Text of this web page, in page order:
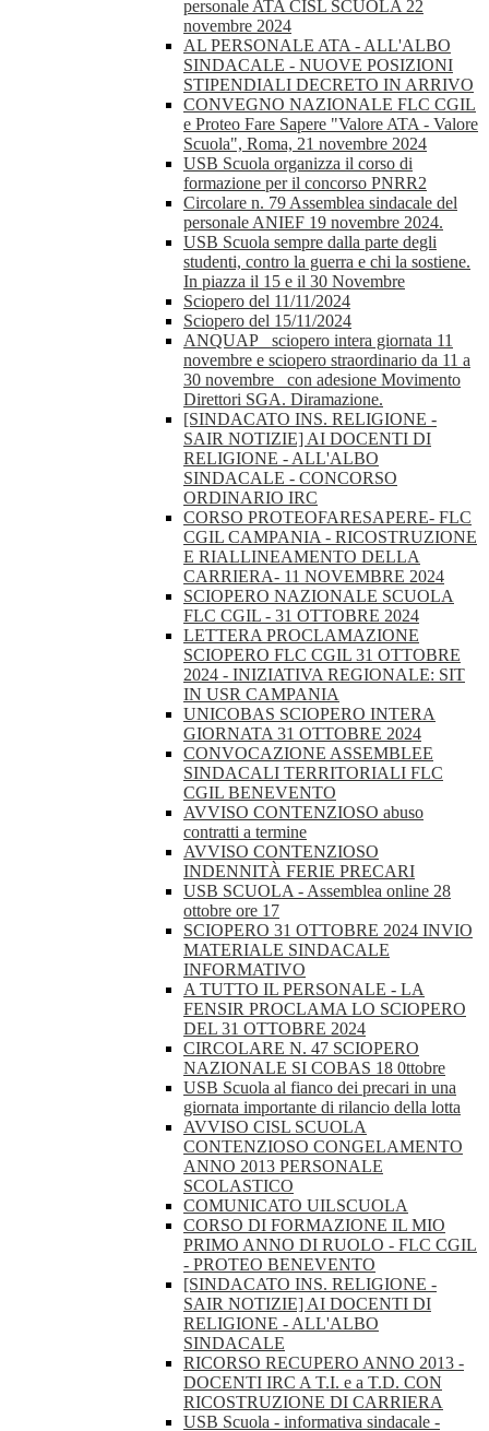
personale ATA CISL SCUOLA 22
novembre 2024
AL PERSONALE ATA - ALL'ALBO
SINDACALE - NUOVE POSIZIONI
STIPENDIALI DECRETO IN ARRIVO
CONVEGNO NAZIONALE FLC CGIL
e Proteo Fare Sapere "Valore ATA - Valore
Scuola", Roma, 21 novembre 2024
USB Scuola organizza il corso di
formazione per il concorso PNRR2
Circolare n. 79 Assemblea sindacale del
personale ANIEF 19 novembre 2024.
USB Scuola sempre dalla parte degli
studenti, contro la guerra e chi la sostiene.
In piazza il 15 e il 30 Novembre
Sciopero del 11/11/2024
Sciopero del 15/11/2024
ANQUAP_ sciopero intera giornata 11
novembre e sciopero straordinario da 11 a
30 novembre_ con adesione Movimento
Direttori SGA. Diramazione.
[SINDACATO INS. RELIGIONE -
SAIR NOTIZIE] AI DOCENTI DI
RELIGIONE - ALL'ALBO
SINDACALE - CONCORSO
ORDINARIO IRC
CORSO PROTEOFARESAPERE- FLC
CGIL CAMPANIA - RICOSTRUZIONE
E RIALLINEAMENTO DELLA
CARRIERA- 11 NOVEMBRE 2024
SCIOPERO NAZIONALE SCUOLA
FLC CGIL - 31 OTTOBRE 2024
LETTERA PROCLAMAZIONE
SCIOPERO FLC CGIL 31 OTTOBRE
2024 - INIZIATIVA REGIONALE: SIT
IN USR CAMPANIA
UNICOBAS SCIOPERO INTERA
GIORNATA 31 OTTOBRE 2024
CONVOCAZIONE ASSEMBLEE
SINDACALI TERRITORIALI FLC
CGIL BENEVENTO
AVVISO CONTENZIOSO abuso
contratti a termine
AVVISO CONTENZIOSO
INDENNITÀ FERIE PRECARI
USB SCUOLA - Assemblea online 28
ottobre ore 17
SCIOPERO 31 OTTOBRE 2024 INVIO
MATERIALE SINDACALE
INFORMATIVO
A TUTTO IL PERSONALE - LA
FENSIR PROCLAMA LO SCIOPERO
DEL 31 OTTOBRE 2024
CIRCOLARE N. 47 SCIOPERO
NAZIONALE SI COBAS 18 0ttobre
USB Scuola al fianco dei precari in una
giornata importante di rilancio della lotta
AVVISO CISL SCUOLA
CONTENZIOSO CONGELAMENTO
ANNO 2013 PERSONALE
SCOLASTICO
COMUNICATO UILSCUOLA
CORSO DI FORMAZIONE IL MIO
PRIMO ANNO DI RUOLO - FLC CGIL
- PROTEO BENEVENTO
[SINDACATO INS. RELIGIONE -
SAIR NOTIZIE] AI DOCENTI DI
RELIGIONE - ALL'ALBO
SINDACALE
RICORSO RECUPERO ANNO 2013 -
DOCENTI IRC A T.I. e a T.D. CON
RICOSTRUZIONE DI CARRIERA
USB Scuola - informativa sindacale -